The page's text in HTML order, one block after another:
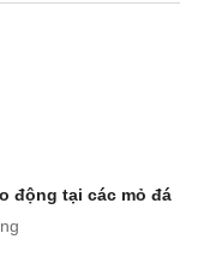
động tại các mỏ đá